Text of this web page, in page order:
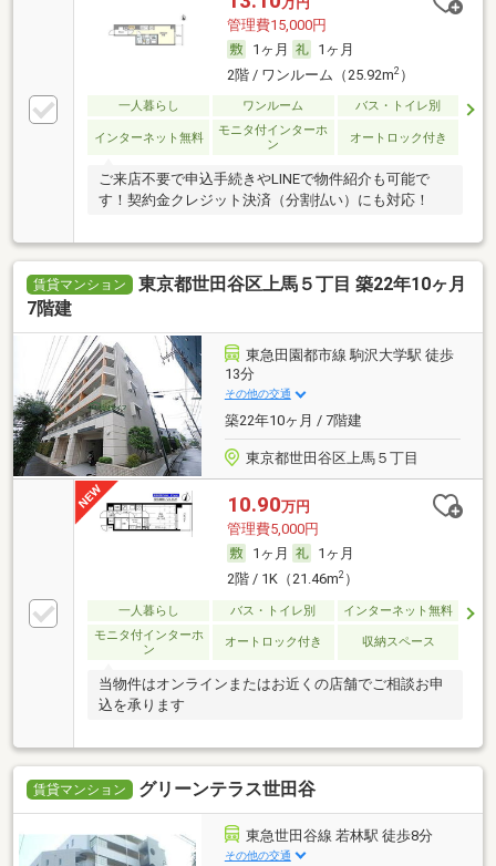
管理費15,000円
1ヶ月
1ヶ月
2階 / ワンルーム（25.92m2）
一人暮らし ワンルーム バス・トイレ別
インターネット無料
モニタ付インターホ
ン
オートロック付き
ご来店不要で申込手続きやLINEで物件紹介も可能で
す！契約金クレジット決済（分割払い）にも対応！
賃貸マンション
東京都世田谷区上馬５丁目 築22年10ヶ月
7階建
東急田園都市線 駒沢大学駅 徒歩
13分
その他の交通
築22年10ヶ月 / 7階建
東京都世田谷区上馬５丁目
10.90万円
管理費5,000円
1ヶ月
1ヶ月
2階 / 1K（21.46m2）
一人暮らし バス・トイレ別
インターネット無料
モニタ付インターホ
ン
オートロック付き 収納スペース
当物件はオンラインまたはお近くの店舗でご相談お申
込を承ります
賃貸マンション グリーンテラス世田谷
東急世田谷線 若林駅 徒歩8分
その他の交通